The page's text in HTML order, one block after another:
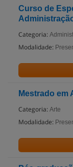
Curso de
Categoria:
Modalidade:
Mestrado em
Categoria: Arte
Modalidade: